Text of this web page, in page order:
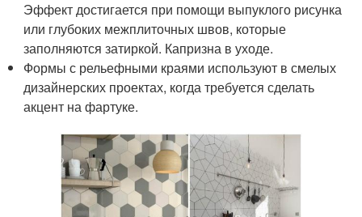
Эффект достигается при помощи выпуклого рисунка
или глубоких межплиточных швов, которые
заполняются затиркой. Капризна в уходе.
Формы с рельефными краями используют в смелых
дизайнерских проектах, когда требуется сделать
акцент на фартуке.